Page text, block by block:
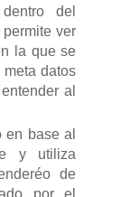
del
ver
la que se
datos
al
en base al
y utiliza
de